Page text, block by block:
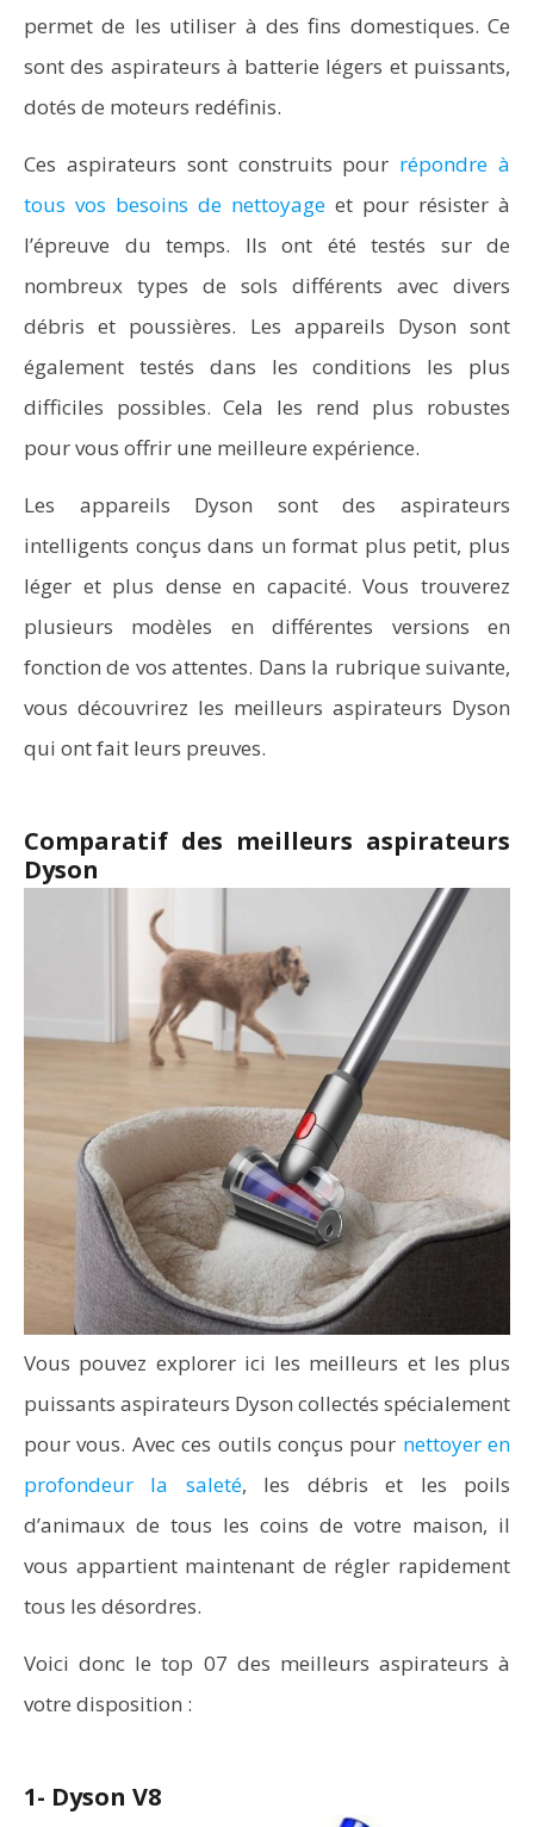
permet de les utiliser à des fins domestiques. Ce
sont des aspirateurs à batterie légers et puissants,
dotés de moteurs redéfinis.
Ces aspirateurs sont construits pour répondre à
tous vos besoins de nettoyage et pour résister à
l’épreuve du temps. Ils ont été testés sur de
nombreux types de sols différents avec divers
débris et poussières. Les appareils Dyson sont
également testés dans les conditions les plus
difficiles possibles. Cela les rend plus robustes
pour vous offrir une meilleure expérience.
Les appareils Dyson sont des aspirateurs
intelligents conçus dans un format plus petit, plus
léger et plus dense en capacité. Vous trouverez
plusieurs modèles en différentes versions en
fonction de vos attentes. Dans la rubrique suivante,
vous découvrirez les meilleurs aspirateurs Dyson
qui ont fait leurs preuves.
Comparatif des meilleurs aspirateurs
Dyson
Vous pouvez explorer ici les meilleurs et les plus
puissants aspirateurs Dyson collectés spécialement
pour vous. Avec ces outils conçus pour nettoyer en
profondeur la saleté, les débris et les poils
d’animaux de tous les coins de votre maison, il
vous appartient maintenant de régler rapidement
tous les désordres.
Voici donc le top 07 des meilleurs aspirateurs à
votre disposition :
1- Dyson V8